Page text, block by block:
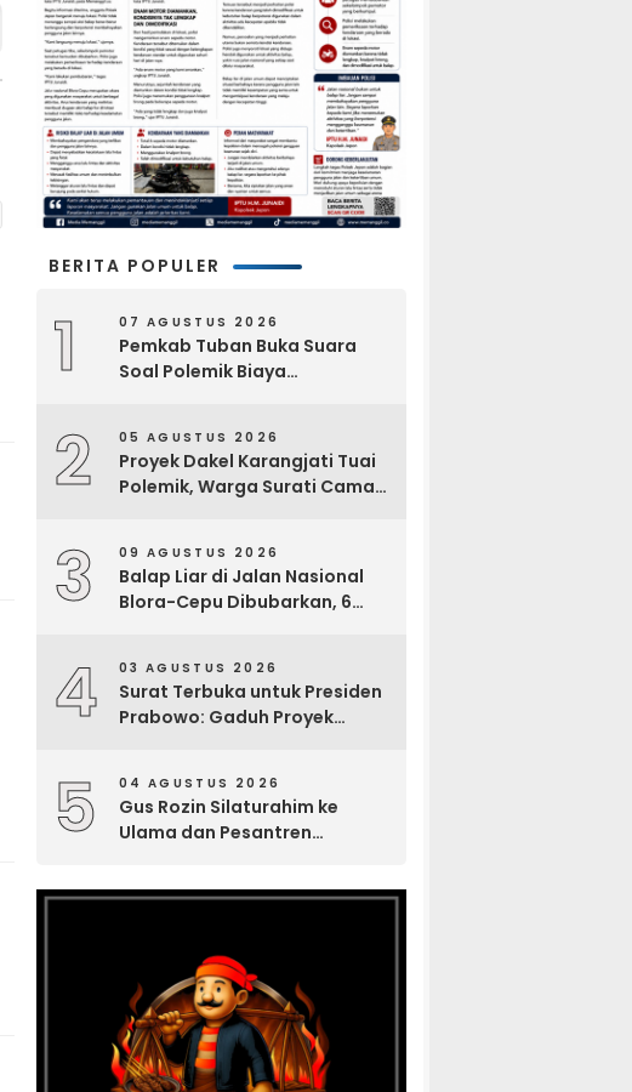
BERITA POPULER
1 07 AGUSTUS 2026
Pemkab Tuban Buka Suara
Soal Polemik Biaya
Sosial
2 05 AGUSTUS 2026
Proyek Dakel Karangjati Tuai
Polemik, Warga Surati Camat
3 09 AGUSTUS 2026
Balap Liar di Jalan Nasional
Blora-Cepu Dibubarkan, 6
4 03 AGUSTUS 2026
Surat Terbuka untuk Presiden
Prabowo: Gaduh Proyek
5 04 AGUSTUS 2026
Gus Rozin Silaturahim ke
Ulama dan Pesantren